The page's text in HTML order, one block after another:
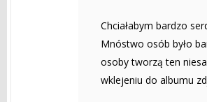
Chciałabym bardzo
Mnóstwo osób było
osoby tworzą ten
wklejeniu do albumu